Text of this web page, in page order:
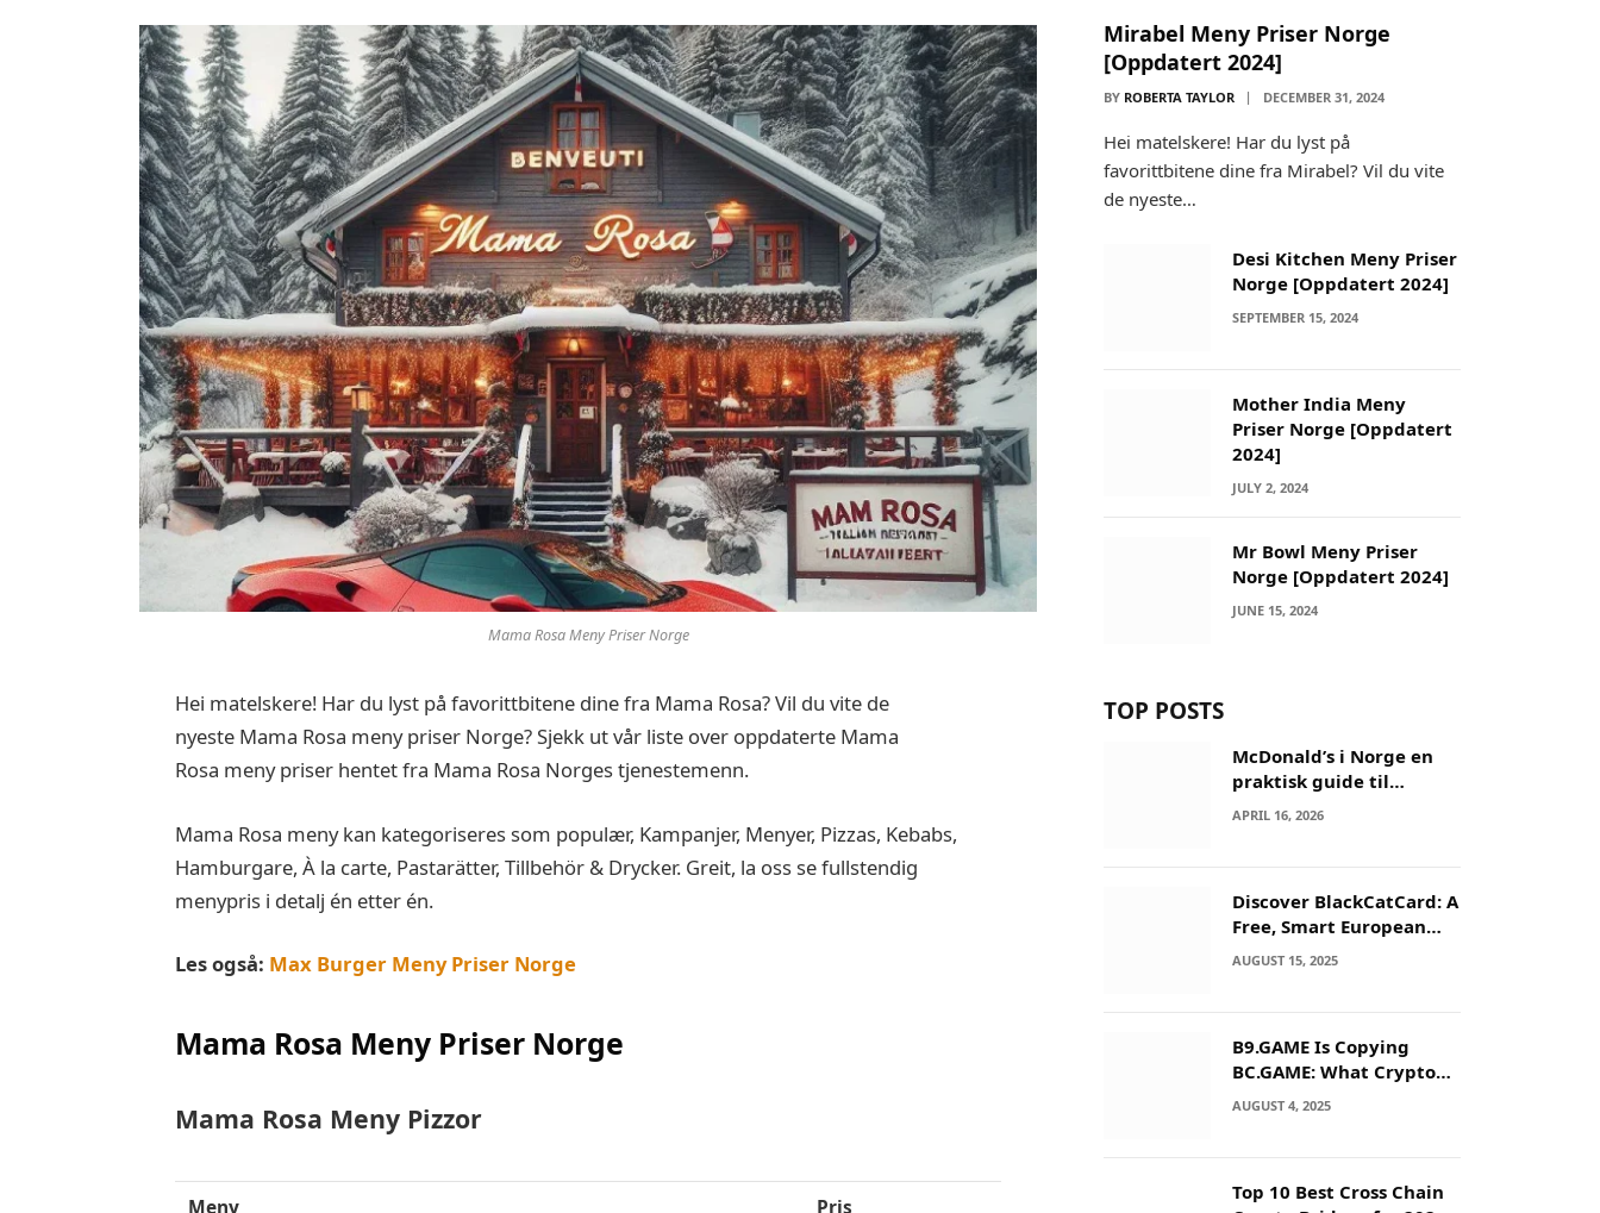
Mama Rosa Meny Priser Norge
Hei matelskere! Har du lyst på favorittbitene dine fra Mama Rosa? Vil du vite de
nyeste Mama Rosa meny priser Norge? Sjekk ut vår liste over oppdaterte Mama
Rosa meny priser hentet fra Mama Rosa Norges tjenestemenn.
Mama Rosa meny kan kategoriseres som populær, Kampanjer, Menyer, Pizzas, Kebabs,
Hamburgare, À la carte, Pastarätter, Tillbehör & Drycker. Greit, la oss se fullstendig
menypris i detalj én etter én.
Les også: Max Burger Meny Priser Norge
Mama Rosa Meny Priser Norge
Mama Rosa Meny Pizzor
Meny
Pris
Mirabel Meny Priser Norge
[Oppdatert 2024]
BY ROBERTA TAYLOR DECEMBER 31, 2024
Hei matelskere! Har du lyst på
favorittbitene dine fra Mirabel? Vil du vite
de nyeste…
Desi Kitchen Meny Priser
Norge [Oppdatert 2024]
SEPTEMBER 15, 2024
Mother India Meny
Priser Norge [Oppdatert
2024]
JULY 2, 2024
Mr Bowl Meny Priser
Norge [Oppdatert 2024]
JUNE 15, 2024
TOP POSTS
McDonald’s i Norge en
praktisk guide til
menyer og besøk
APRIL 16, 2026
Discover BlackCatCard: A
Free, Smart European
IBAN & Crypto Card
AUGUST 15, 2025
B9.GAME Is Copying
BC.GAME: What Crypto
Users Need to Know
AUGUST 4, 2025
Top 10 Best Cross Chain